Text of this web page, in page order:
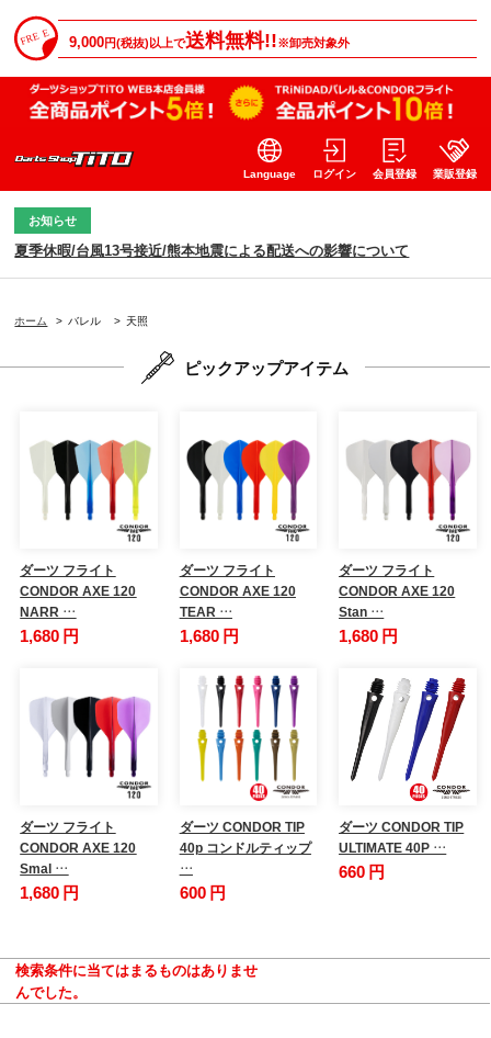
9,000円(税抜)以上で送料無料!!※卸売対象外
Language ログイン 会員登録 業販登録
お知らせ
夏季休暇/台風13号接近/熊本地震による配送への影響について
ホーム > バレル > 天照
ピックアップアイテム
ダーツ フライト
CONDOR AXE 120
NARR …
1,680 円
ダーツ フライト
CONDOR AXE 120
TEAR …
1,680 円
ダーツ フライト
CONDOR AXE 120
Stan …
1,680 円
ダーツ フライト
CONDOR AXE 120
Smal …
1,680 円
ダーツ CONDOR TIP
40p コンドルティップ
…
600 円
ダーツ CONDOR TIP
ULTIMATE 40P …
660 円
検索条件に当てはまるものはありませ
んでした。